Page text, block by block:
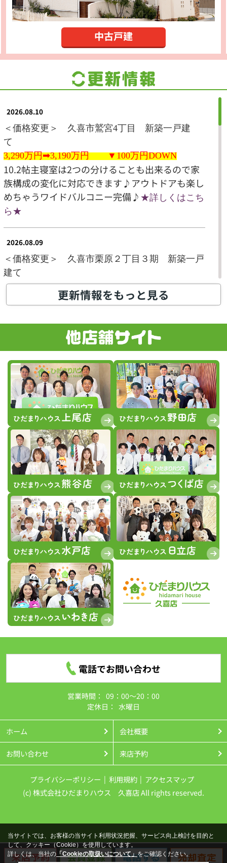
中古戸建
2026.08.10
＜価格変更＞ 久喜市鷲宮4丁目
新築一戸建
て
3,290万円➡3,190万円 ▼100万円DOWN
10.2帖主寝室は2つの分けることも出来るので家
族構成の変化に対応できます♪アウトドアも楽し
めちゃうワイドバルコニー完備♪ ★詳しくはこち
ら ★
2026.08.09
＜価格変更＞ 久喜市栗原２丁目３期
新築一戸
建て
2,990万円➡2,890万円 ▼100万円DOWN
人気の角地で陽当たり風通し良好！開放感のある
軽減します♪
詳しくはこちら
2026.08.08
＜価格変更＞ 宮代町和戸7期
新築一戸建て
3,080万円➡2,990万円 ▼90万円DOWN
WICやSIC、各所収納があり物の置き場に困りま
せん♪スーパーやコンビニも近くお買い物にも便
利な立地です♪★詳しくはこちら★
2026.08.07
★現地見学会開催★
8月8
・8月9日(日)・8月11(火)
加須市日出安 ０１
2,980万
人気の平屋住宅はお子様からお年寄りまで永く快
適に暮らせます♪カースペースには並列3台駐車
可能でお車の出し入れがスムーズ♪
2026.08.07
ジアイーノで店内清潔・快適です♪
2026.08.07
★現地見学会開催★
8月8日(土)・8月9日(日)・8月11(火)
2,490万
納戸は季節物の収納や趣味スペースとしても♪
手駅まで徒歩11分と通勤通学・お出かけに便利で
す♪
2026.08.07
2,490万円➡2,290万円 ▼200万 円DOWN
リビングスルー階段で家族と顔を合わせる機会が
更新情報をもっと見る
電話でお問い合わせ
営業時間： 09：00～20：00
定休日： 水曜日
ホーム 会社概要
お問い合わせ 来店予約
プライバシーポリシー 利用規約
アクセスマップ
(c) 株式会社ひだまりハウス 久喜店 All rights reserved.
当サイトでは、お客様の当サイト利用状況把握、サービス向上検討を目的と
して、クッキー（Cookie）を使用しています。
詳しくは、当社の 「Cookieの取扱いについて」をご確認ください。